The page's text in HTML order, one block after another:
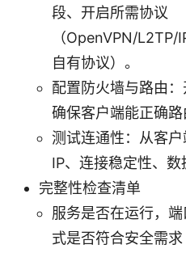
段、开启所需协议
（OpenVPN/
自有协议）。
配置防火墙与路由：
确保客户端能正确路
测试连通性：从客
IP、连接稳定性、数
完整性检查清单
服务是否在运行，
式是否符合安全需求